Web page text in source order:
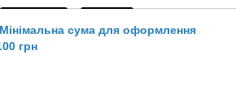
сума для оформлення
грн